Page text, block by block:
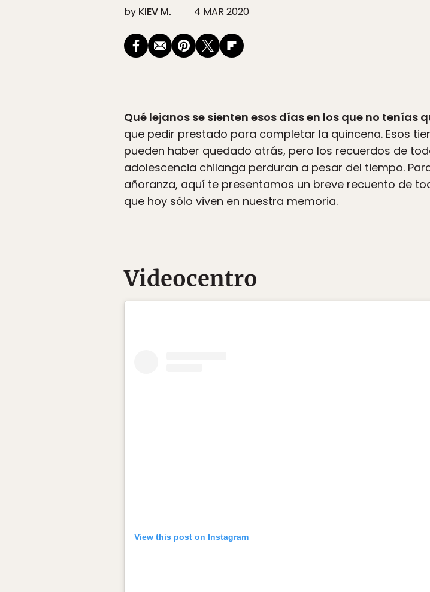
by KIEV M. 4 MAR 2020
Qué lejanos se sienten esos días en los que no tenías
que pedir prestado para completar la quincena. Esos
pueden haber quedado atrás, pero los recuerdos de
adolescencia chilanga perduran a pesar del tiempo.
añoranza, aquí te presentamos un breve recuento de
que hoy sólo viven en nuestra memoria.
Videocentro
View this post on Instagram